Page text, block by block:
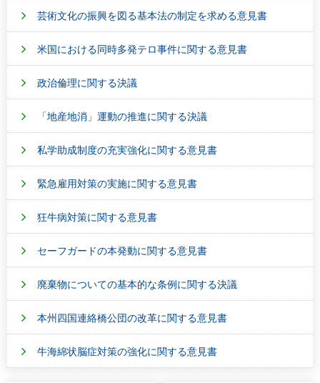
芸術文化の振興を図る基本法の制定を求める意見書
米国における同時多発テロ事件に関する意見書
政治倫理に関する決議
「地産地消」運動の推進に関する決議
私学助成制度の充実強化に関する意見書
緊急雇用対策の実施に関する意見書
狂牛病対策に関する意見書
セーフガードの本発動に関する意見書
廃棄物についての基本的な条例に関する決議
本州四国連絡橋公団の改革に関する意見書
牛海綿状脳症対策の強化に関する意見書